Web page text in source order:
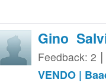
Gino
Feedback: 2
VENDO |